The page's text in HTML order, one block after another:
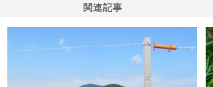
関連記事